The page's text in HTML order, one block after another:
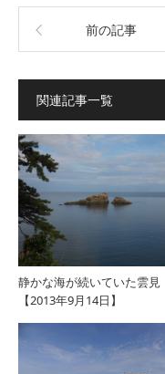
前の記事
関連記事一覧
静かな海が続いていた雲見
【2013年9月14日】